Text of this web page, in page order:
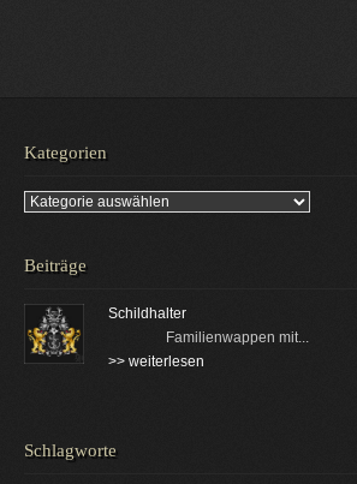
Kategorien
Kategorien
Beiträge
Schildhalter
Familienwappen mit...
>> weiterlesen
Schlagworte